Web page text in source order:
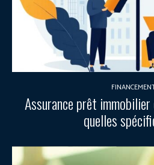
Assurance prêt
quelles